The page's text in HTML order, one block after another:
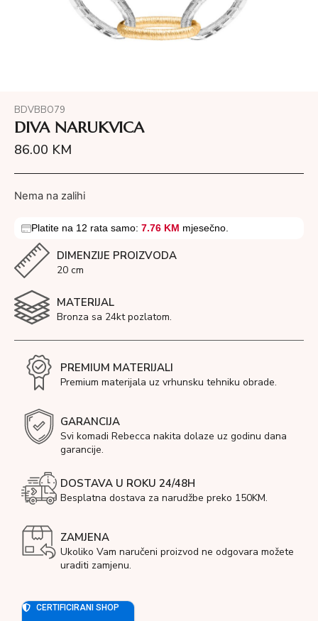
BDVBBO79
DIVA NARUKVICA
86.00 KM
Nema na zalihi
Platite na 12 rata samo: 7.76 KM mjesečno.
DIMENZIJE PROIZVODA
20 cm
MATERIJAL
Bronza sa 24kt pozlatom.
PREMIUM MATERIJALI
Premium materijala uz vrhunsku tehniku obrade.
GARANCIJA
Svi komadi Rebecca nakita dolaze uz godinu dana
garancije.
DOSTAVA U ROKU 24/48H
Besplatna dostava za narudžbe preko 150KM.
ZAMJENA
Ukoliko Vam naručeni proizvod ne odgovara možete
uraditi zamjenu.